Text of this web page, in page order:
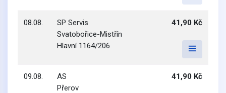
08.08.
SP Servis
Svatobořice-Mistřín
Hlavní 1164/206
41,90 Kč
09.08.
AS
Přerov
41,90 Kč